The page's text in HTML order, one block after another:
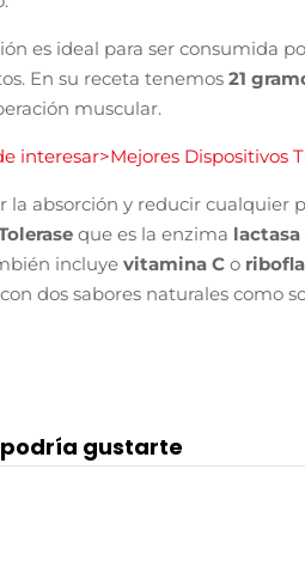
es ideal para ser consumida
En su receta tenemos 21
muscular.
interesar>Mejores Dispositivos
la absorción y reducir cualquier
que es la enzima lactasa
incluye vitamina C o
dos sabores naturales como
gustarte